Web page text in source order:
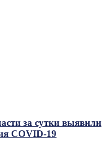
за сутки выявили
COVID-19